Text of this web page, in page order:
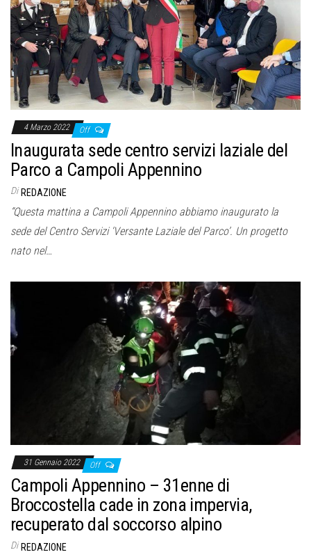
4 Marzo 2022 Off
Inaugurata sede centro servizi laziale del
Parco a Campoli Appennino
Di REDAZIONE
“Questa mattina a Campoli Appennino abbiamo inaugurato la
sede del Centro Servizi ‘Versante Laziale del Parco’. Un progetto
nato nel…
31 Gennaio 2022 Off
Campoli Appennino – 31enne di
Broccostella cade in zona impervia,
recuperato dal soccorso alpino
Di REDAZIONE